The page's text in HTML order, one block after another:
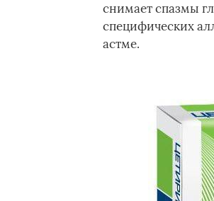
снимает спазмы
специфических
астме.